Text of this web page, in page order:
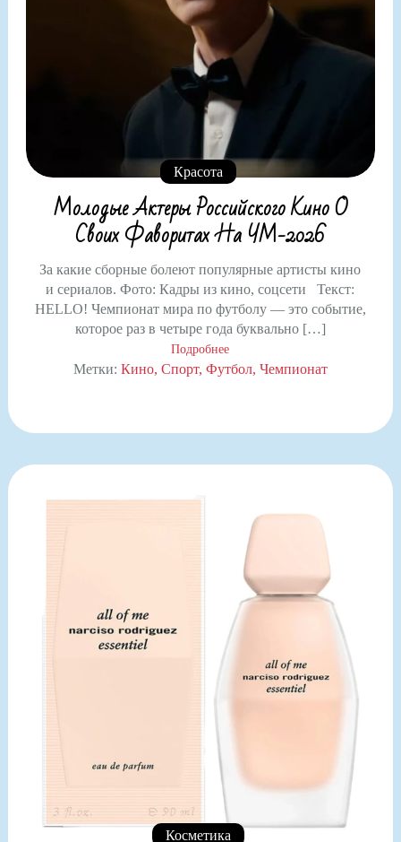
Красота
Молодые Актеры Российского Кино О
Своих Фаворитах На ЧМ-2026
За какие сборные болеют популярные артисты кино
и сериалов. Фото: Кадры из кино, соцсети Текст:
HELLO! Чемпионат мира по футболу — это событие,
которое раз в четыре года буквально […]
Подробнее
Метки: Кино Спорт Футбол Чемпионат
Косметика